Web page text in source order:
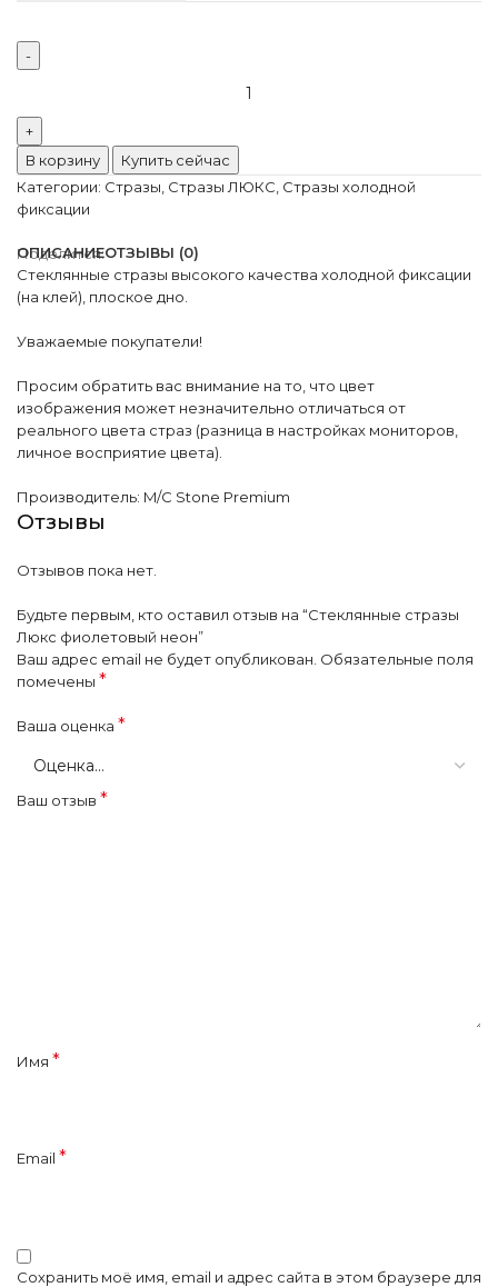
Стеклянные
стразы
Люкс
фиолетовый
неон
В корзину
Купить сейчас
Категории: Стразы Стразы ЛЮКС Стразы холодной
фиксации
Поделится:
ОПИСАНИЕОТЗЫВЫ (0)
Стеклянные стразы высокого качества холодной фиксации
(на клей), плоское дно.
Уважаемые покупатели!
Просим обратить вас внимание на то, что цвет
изображения может незначительно отличаться от
реального цвета страз (разница в настройках мониторов,
личное восприятие цвета).
Производитель: M/C Stone Premium
Отзывы
Отзывов пока нет.
Будьте первым, кто оставил отзыв на “Стеклянные стразы
Люкс фиолетовый неон”
Ваш адрес email не будет опубликован. Обязательные поля
помечены *
Ваша оценка *
Ваш отзыв *
Имя *
Email *
Сохранить моё имя, email и адрес сайта в этом браузере для